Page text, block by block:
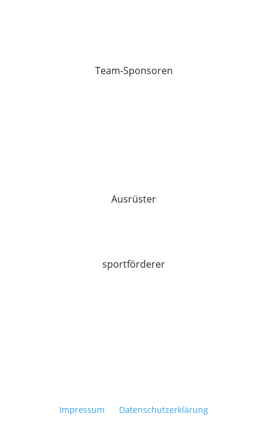
Team-Sponsoren
Ausrüster
sportförderer
Impressum
Datenschutzerklärung